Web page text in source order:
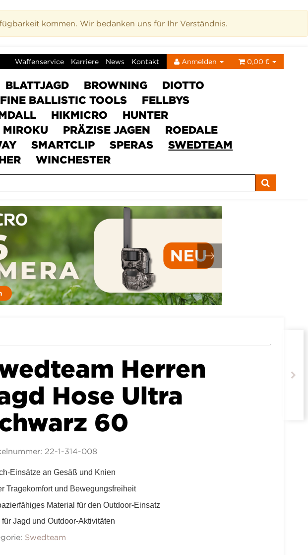
kommen. Wir bedanken uns für Ihr Verständnis.
Waffenservice Karriere News Kontakt Anmelden 0,00 €
BLATTJAGD BROWNING
DIOTTO
BALLISTIC TOOLS
FELLBYS
HIKMICRO
HUNTER
MIROKU PRÄZISE JAGEN
ROEDALE
SMARTCLIP SPERAS
SWEDTEAM
WINCHESTER
Herren
Hose Ultra
60
22-1-314-008
Einsätze an Gesäß und Knien
Tragekomfort und Bewegungsfreiheit
Material für den Outdoor-Einsatz
für Jagd und Outdoor-Aktivitäten
Swedteam